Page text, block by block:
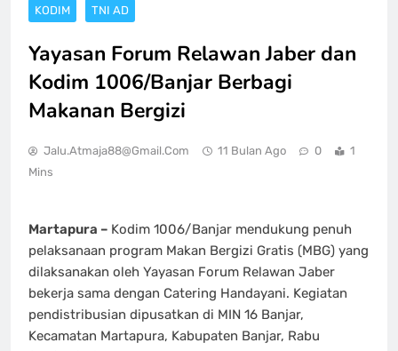
KODIM TNI AD
Yayasan Forum Relawan Jaber dan
Kodim 1006/Banjar Berbagi
Makanan Bergizi
Jalu.atmaja88@gmail.com 11 Bulan Ago 0
1
Mins
Martapura – Kodim 1006/Banjar mendukung penuh
pelaksanaan program Makan Bergizi Gratis (MBG) yang
dilaksanakan oleh Yayasan Forum Relawan Jaber
bekerja sama dengan Catering Handayani. Kegiatan
pendistribusian dipusatkan di MIN 16 Banjar,
Kecamatan Martapura, Kabupaten Banjar, Rabu